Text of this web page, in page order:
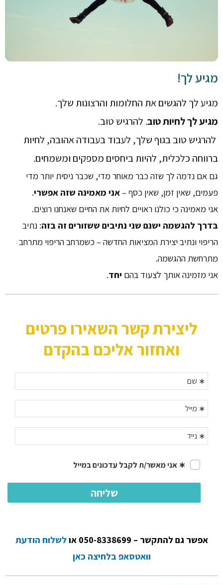
מגיע לך!
מגיע לך להגשים את החלומות והרצונות שלך.
מגיע לך לחיות טוב. להרגיש טוב.
להרגיש טוב בגוף שלך, לעבוד בעבודה אהובה, לחיות
ברווחה כלכלית, להיות ביחסים מספקים ומשמחים.
גם אם נדמה לך שזה כבר מאוחר מדי, שכבר ניסית יותר מדי
פעמים, שאין זמן, שאין כסף –אני מאמינה שזה אפשרי.
אני מאמינה כי כולנו ראויים לחיות את החיים שאנחנו רוצים.
בדרך להגשמה ישנם שני נתיבים ששזורים זה בזה: נתיב
הריפוי ונתיב יצירת המציאות החדשה – כשמרחב הריפוי מתרחב
מתרחשת ההגשמה.
אני מזמינה אותך לצעוד בהם יחד.
אפשר גם להתקשר – 050-8338699 או
לשלוח הודעת
וואטסאפ בלחיצה כאן